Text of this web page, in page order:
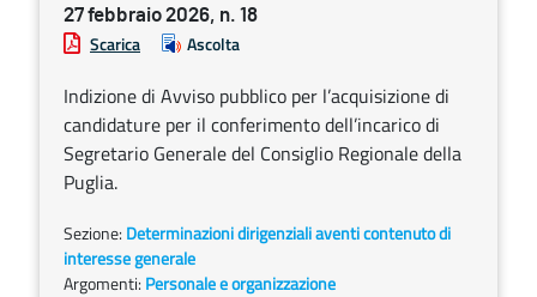
27 febbraio 2026, n. 18
Scarica Ascolta
Indizione di Avviso pubblico per l’acquisizione di
candidature per il conferimento dell’incarico di
Segretario Generale del Consiglio Regionale della
Puglia.
Sezione: Determinazioni dirigenziali aventi contenuto di
interesse generale
Argomenti: Personale e organizzazione